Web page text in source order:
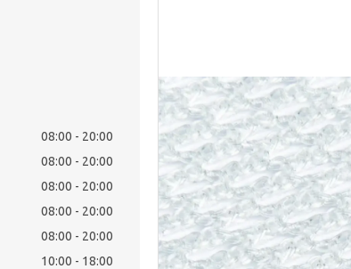
08:00
20:00
08:00
20:00
08:00
20:00
08:00
20:00
08:00
20:00
10:00
18:00